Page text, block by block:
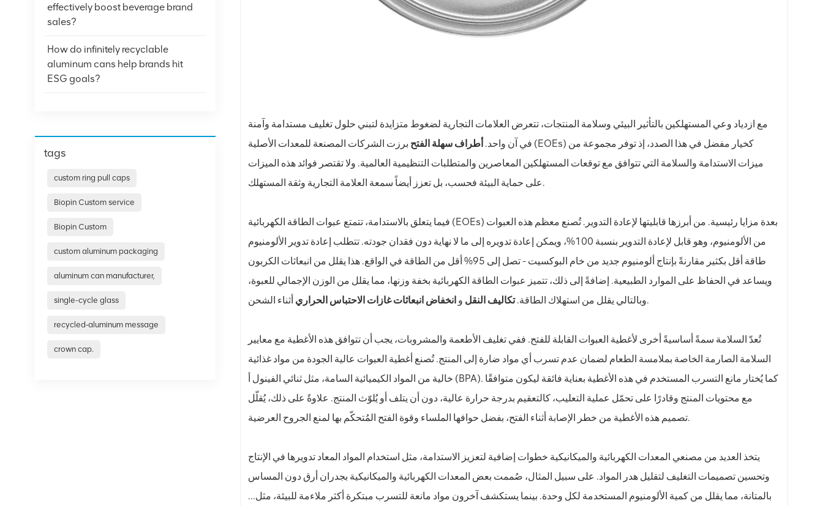
مع ازدياد وعي المستهلكين بالتأثير البيئي وسلامة المنتجات، تتعرض العلامات التجارية لضغوط متزايدة لتبني حلول تغليف مستدامة وآمنة
في آن واحد. أطراف سهلة الفتح برزت الشركات المصنعة للمعدات الأصلية (EOEs) كخيار مفضل في هذا الصدد، إذ توفر مجموعة من
ميزات الاستدامة والسلامة التي تتوافق مع توقعات المستهلكين المعاصرين والمتطلبات التنظيمية العالمية. ولا تقتصر فوائد هذه الميزات
على حماية البيئة فحسب، بل تعزز أيضاً سمعة العلامة التجارية وثقة المستهلك.
فيما يتعلق بالاستدامة، تتمتع عبوات الطاقة الكهربائية (EOEs) بعدة مزايا رئيسية. من أبرزها قابليتها لإعادة التدوير. تُصنع معظم هذه العبوات
من الألومنيوم، وهو قابل لإعادة التدوير بنسبة 100%، ويمكن إعادة تدويره إلى ما لا نهاية دون فقدان جودته. تتطلب إعادة تدوير الألومنيوم
طاقة أقل بكثير مقارنةً بإنتاج ألومنيوم جديد من خام البوكسيت - تصل إلى 95% أقل من الطاقة في الواقع. هذا يقلل من انبعاثات الكربون
ويساعد في الحفاظ على الموارد الطبيعية. إضافةً إلى ذلك، تتميز عبوات الطاقة الكهربائية بخفة وزنها، مما يقلل من الوزن الإجمالي للعبوة،
وبالتالي يقلل من استهلاك الطاقة.تكاليف النقل و انخفاض انبعاثات غازات الاحتباس الحراري أثناء الشحن.
تُعدّ السلامة سمةً أساسيةً أخرى لأغطية العبوات القابلة للفتح. ففي تغليف الأطعمة والمشروبات، يجب أن تتوافق هذه الأغطية مع معايير
السلامة الصارمة الخاصة بملامسة الطعام لضمان عدم تسرب أي مواد ضارة إلى المنتج. تُصنع أغطية العبوات عالية الجودة من مواد غذائية
خالية من المواد الكيميائية السامة، مثل ثنائي الفينول أ (BPA). كما يُختار مانع التسرب المستخدم في هذه الأغطية بعناية فائقة ليكون متوافقًا
مع محتويات المنتج وقادرًا على تحمّل عملية التعليب، كالتعقيم بدرجة حرارة عالية، دون أن يتلف أو يُلوّث المنتج. علاوةً على ذلك، يُقلّل
تصميم هذه الأغطية من خطر الإصابة أثناء الفتح، بفضل حوافها الملساء وقوة الفتح المُتحكّم بها لمنع الجروح العرضية.
يتخذ العديد من مصنعي المعدات الكهربائية والميكانيكية خطوات إضافية لتعزيز الاستدامة، مثل استخدام المواد المعاد تدويرها في الإنتاج
وتحسين تصميمات التغليف لتقليل هدر المواد. على سبيل المثال، صُممت بعض المعدات الكهربائية والميكانيكية بجدران أرق دون المساس
بالمتانة، مما يقلل من كمية الألومنيوم المستخدمة لكل وحدة. بينما يستكشف آخرون مواد مانعة للتسرب مبتكرة أكثر ملاءمة للبيئة، مثل...
effectively boost beverage brand
sales?
How do infinitely recyclable
aluminum cans help brands hit
ESG goals?
tags
custom ring pull caps
Biopin Custom service
Biopin Custom
custom aluminum packaging
aluminum can manufacturer,
single-cycle glass
recycled‑aluminum message
crown cap.